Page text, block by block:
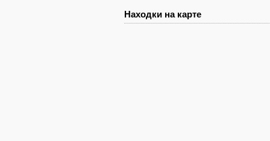
Находки на карте